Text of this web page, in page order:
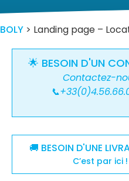
BOLY > Landing page –
🌟 BESOIN D'UN
Contactez-
🚚 BESOIN D'UNE
C’est par ici !